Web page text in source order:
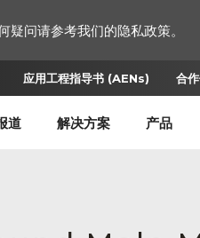
应用工程指导书 (AENs) 合
道 解决方案 产品
问请参考我们的隐私政策。